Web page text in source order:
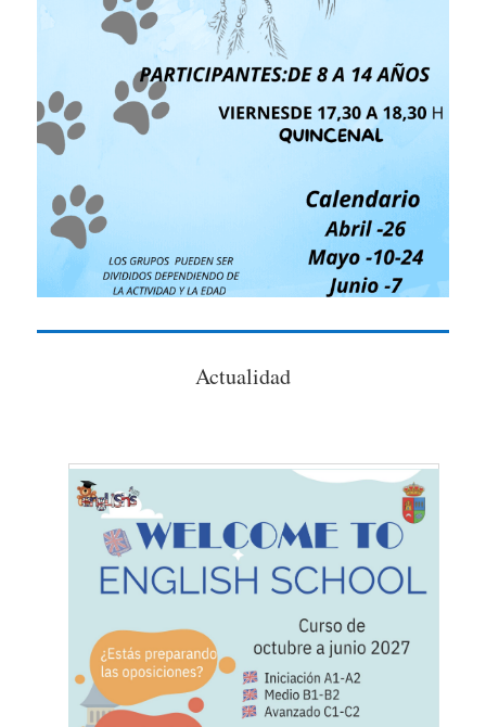
Actualidad